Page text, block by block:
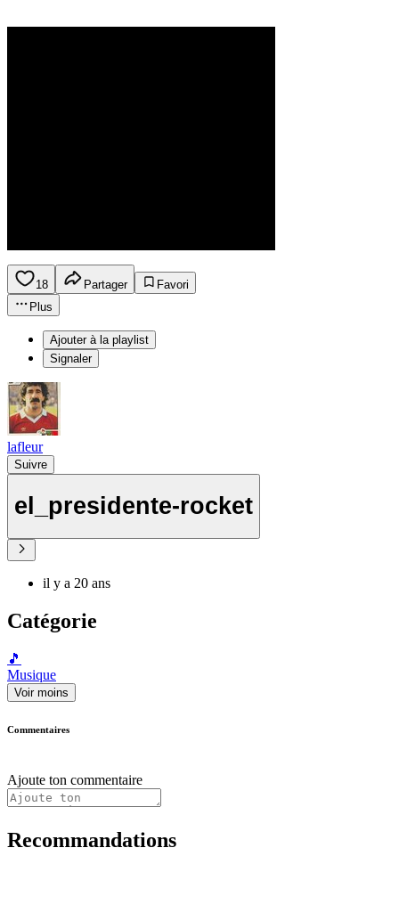
18 Partager
Favori
Plus
Ajouter à la playlist
Signaler
lafleur
Suivre
el_presidente-rocket
il y a 20 ans
Catégorie
🎵
Musique
Voir moins
Commentaires
Ajoute ton commentaire
Recommandations